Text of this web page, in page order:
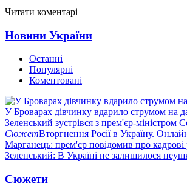
Читати коментарі
Новини України
Останні
Популярні
Коментовані
У Броварах дівчинку вдарило струмом на
Зеленський зустрівся з прем'єр-міністром
СюжетВторгнення Росії в Україну.
Марганець: прем'єр повідомив про кадрові
Зеленський: В Україні не залишилося
Сюжети